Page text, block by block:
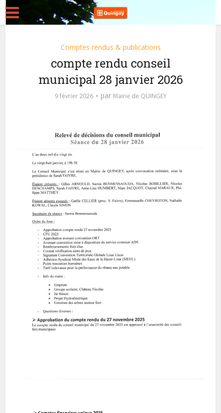
Comptes rendus & publications
compte rendu conseil
municipal 28 janvier 2026
9 février 2026 par Mairie de QUINGEY